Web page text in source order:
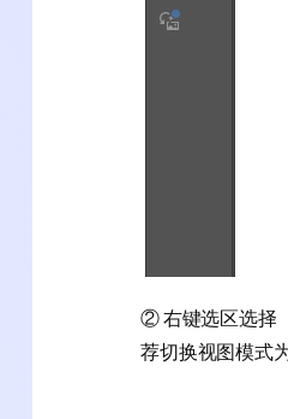
② 右键选区选择
荐切换视图模式